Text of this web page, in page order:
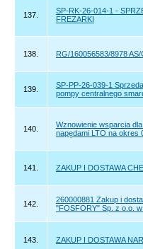
137.
SP-RK-26-014-1 -
FREZARKI
138. RG/160056583/8978
139.
SP-PP-26-039-1
pompy centralnego
140.
Wznowienie wsparcia
napędami LTO na okres
141. ZAKUP I DOSTAWA
142.
260000881 Zakup i
"FOSFORY" Sp. z o.o.
143. ZAKUP I DOSTAWA